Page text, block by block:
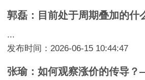
郭磊：目前处于周期叠加的什
...
发布时间：2026-06-15 10:44:47
张瑜：如何观察涨价的传导